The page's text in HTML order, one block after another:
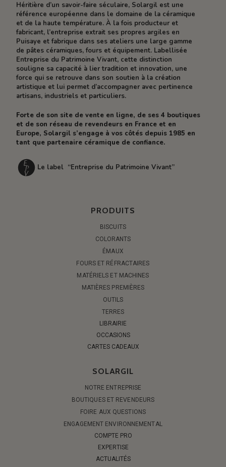
Héritière d’un savoir-faire séculaire, Solargil est une
référence européenne dans le domaine de la céramique
et de la haute température. À la fois producteur et
fabricant, l’entreprise extrait ses propres argiles en
Puisaye et fabrique dans ses ateliers une large gamme
de pâtes céramiques, fours et équipement. Labellisée
Entreprise du Patrimoine Vivant, cette distinction
souligne sa capacité à lier tradition et innovation, une
force qui se retrouve dans son soutien à la création
artistique et lui permet d’accompagner avec pertinence
artisans, industriels et particuliers.
Forte de son site de vente en ligne, de ses 4 boutiques
et de son réseau de revendeurs en France et en
Europe, Solargil s’engage à vos côtés depuis 1985 en
tant que partenaire céramique de confiance.
Le label “Entreprise du Patrimoine Vivant”
PRODUITS
BISCUITS
COLORANTS
ÉMAUX
FOURS ET RÉFRACTAIRES
MATÉRIELS ET MACHINES
MATIÈRES PREMIÈRES
OUTILS
TERRES
LIBRAIRIE
OCCASIONS
CARTES CADEAUX
SOLARGIL
NOTRE ENTREPRISE
BOUTIQUES ET REVENDEURS
FOIRE AUX QUESTIONS
ENGAGEMENT ENVIRONNEMENTAL
COMPTE PRO
EXPERTISE
ACTUALITÉS